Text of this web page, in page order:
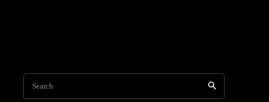
Search